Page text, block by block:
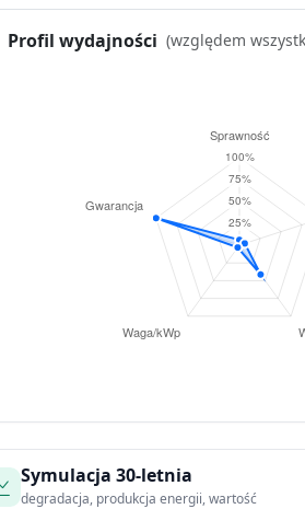
Profil wydajności (względem
Symulacja 30-letnia
degradacja, produkcja energii, wartość